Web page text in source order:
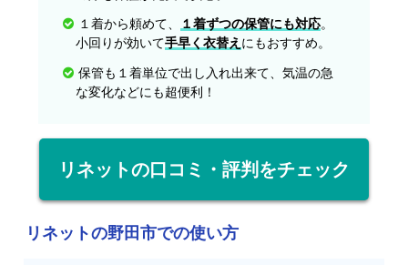
１着から頼めて、 １着ずつの保管にも対応。
小回りが効いて手早く衣替え にもおすすめ。
保管も１着単位で出し入れ出来て、気温の急
な変化などにも超便利！
リネットの口コミ・評判をチェック
リネットの野田市での使い方